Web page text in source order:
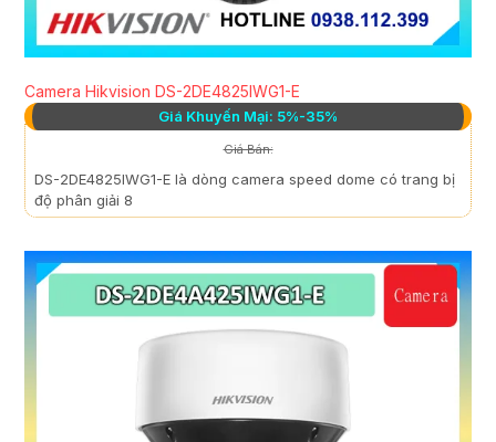
Camera Hikvision DS-2DE4825IWG1-E
Giá Khuyến Mại: 5%-35%
Giá Bán:
DS-2DE4825IWG1-E là dòng camera speed dome có trang bị
độ phân giải 8